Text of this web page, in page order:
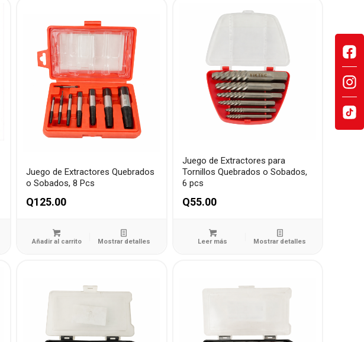
Juego de Extractores Quebrados
o Sobados, 8 Pcs
Q125.00
Añadir al carrito Mostrar detalles
Juego de Extractores para
Tornillos Quebrados o Sobados,
6 pcs
Q55.00
Leer más Mostrar detalles